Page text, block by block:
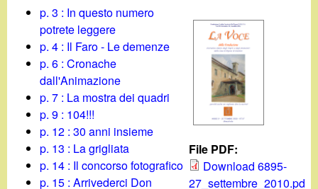
i
c
r
c
File PDF:
Download 6895-
27_settembre_2010.pd
p. 3 : In questo numero
potrete leggere
p. 4 : Il Faro - Le demenze
p. 6 : Cronache
dall'Animazione
p. 7 : La mostra dei quadri
p. 9 : 104!!!
p. 12 : 30 anni insieme
p. 13 : La grigliata
p. 14 : Il concorso fotografico
p. 15 : Arrivederci Don